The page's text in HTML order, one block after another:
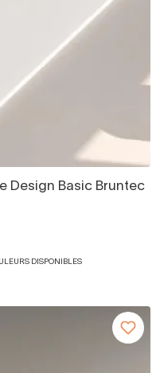
Design Basic Bruntec
DISPONIBLES